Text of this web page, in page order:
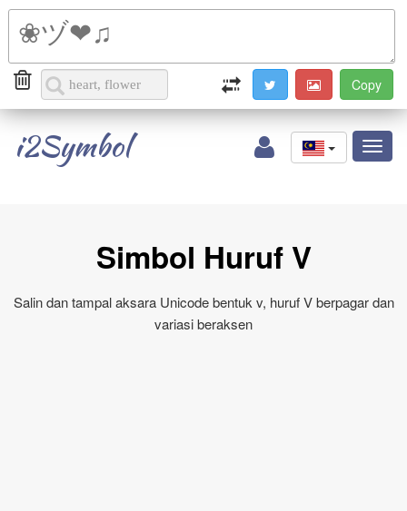
i2Symbol
Simbol Huruf V
Salin dan tampal aksara Unicode bentuk v, huruf V berpagar dan
variasi beraksen